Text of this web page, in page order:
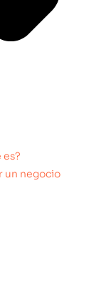
es?
un negocio